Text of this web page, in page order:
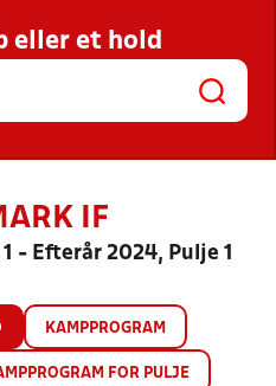
KLUBBER OG
eller et hold
IF
- Efterår 2024, Pulje 1
KAMPPROGRAM
FOR PULJE